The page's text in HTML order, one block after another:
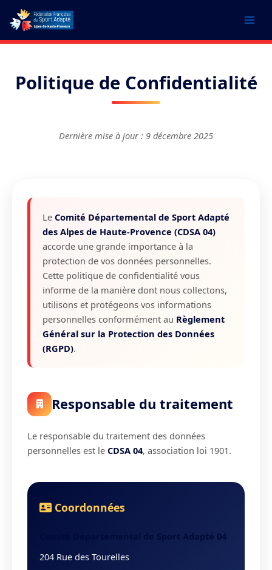
Politique de Confidentialité
Dernière mise à jour : 9 décembre 2025
Le Comité Départemental de Sport Adapté
des Alpes de Haute-Provence (CDSA 04)
accorde une grande importance à la
protection de vos données personnelles.
Cette politique de confidentialité vous
informe de la manière dont nous collectons,
utilisons et protégeons vos informations
personnelles conformément au Règlement
Général sur la Protection des Données
(RGPD).
Responsable du traitement
Le responsable du traitement des données
personnelles est le CDSA 04, association loi 1901.
Coordonnées
Comité Départemental de Sport Adapté 04
204 Rue des Tourelles